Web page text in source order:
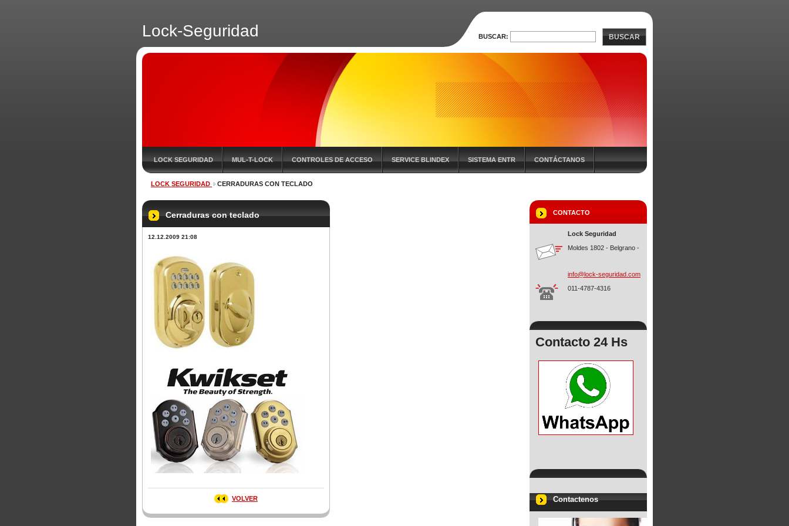
Lock-Seguridad
LOCK SEGURIDAD MUL-T-LOCK CONTROLES DE ACCESO SERVICE BLINDEX SISTEMA ENTR CONTÁCTANOS
LOCK SEGURIDAD CERRADURAS CON TECLADO
Cerraduras con teclado
12.12.2009 21:08
VOLVER
CONTACTO
Lock Seguridad
Moldes 1802 - Belgrano -
info@lock-seguridad.com
011-4787-4316
Contacto 24 Hs
Contactenos
BUSCAR: BUSCAR